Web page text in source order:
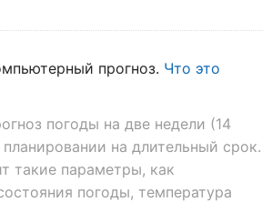
прогноз. Что это
погоды на две недели (14
на длительный срок.
такие параметры, как
погоды, температура